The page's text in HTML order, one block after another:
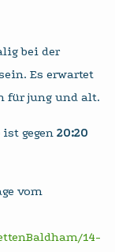
bei der
Es erwartet
für jung und alt.
ist gegen 20:20
vom
14-